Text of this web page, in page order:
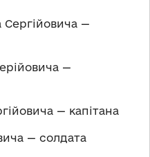
—
—
— капітана
— солдата